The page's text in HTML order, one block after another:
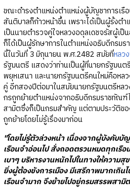
ขณะดำรงตำแหน่งตำแหน่งผู้บัญชาการเรื
สันติบาลก็ก้าวหน้าขึ้น เพราะได้เป็นผู้รั้งต
เป็นนายตำรวจคู่ใจหลวงอดุลเดชจรัสผู้เ
ก็ได้เป็นผู้รักษาการในตำแหน่งอธิบดีกรม
นี้ในวันที่ 3 มิถุนายน พ.ศ.2482 สมัยที่หลว
รัฐมนตรี แสดงว่าท่านเป็นผู้ที่นายกรัฐมน
พยุหเสนา และนายกรัฐมนตรีคนใหม่คือหล
คู่ อีกสองปีต่อมาในสมัยนายกรัฐมนตรีหล
กรถูกย้ายตำแหน่งจากอธิบดีกรมราชทัณ
สามิตซึ่งก็เป็นกรมสำคัญ แต่ตามประวัติขอ
ถูกย้ายโดยไม่รู้เรื่องมาก่อน
"โดยไม่รู้ตัวล่วงหน้า เนื่องจากผู้บังคับบั
เรือนจำอ่อนไป สั่งถอดตรวนหมดทุกเรือ
เบาๆ บริหารงานหนักไปในทางให้ความ
ยิ่งผู้ต้องขังการเมือง มีเสรีภาพมากเกิ
เรือนจำมาก จึงย้ายไปอยู่กรมสรรพสามิ